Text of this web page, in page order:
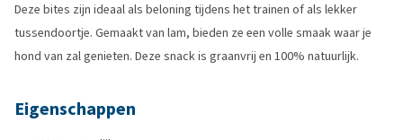
Deze bites zijn ideaal als beloning tijdens het trainen of als lekker
tussendoortje. Gemaakt van lam, bieden ze een volle smaak waar je
hond van zal genieten. Deze snack is graanvrij en 100% natuurlijk.
Eigenschappen